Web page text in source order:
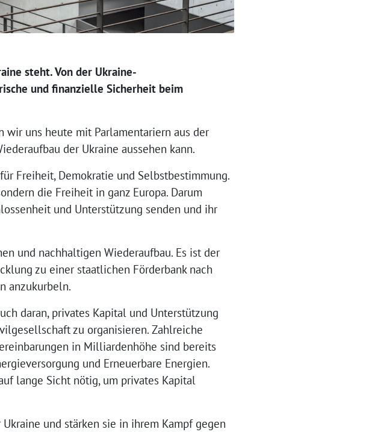
steht. Von der Ukraine-
und finanzielle Sicherheit beim
wir uns heute mit Parlamentariern aus der
der Ukraine aussehen kann.
Freiheit, Demokratie und Selbstbestimmung.
die Freiheit in ganz Europa. Darum
und Unterstützung senden und ihr
und nachhaltigen Wiederaufbau. Es ist der
zu einer staatlichen Förderbank nach
anzukurbeln.
daran, privates Kapital und Unterstützung
zu organisieren. Zahlreiche
in Milliardenhöhe sind bereits
und Erneuerbare Energien.
lange Sicht nötig, um privates Kapital
und stärken sie in ihrem Kampf gegen